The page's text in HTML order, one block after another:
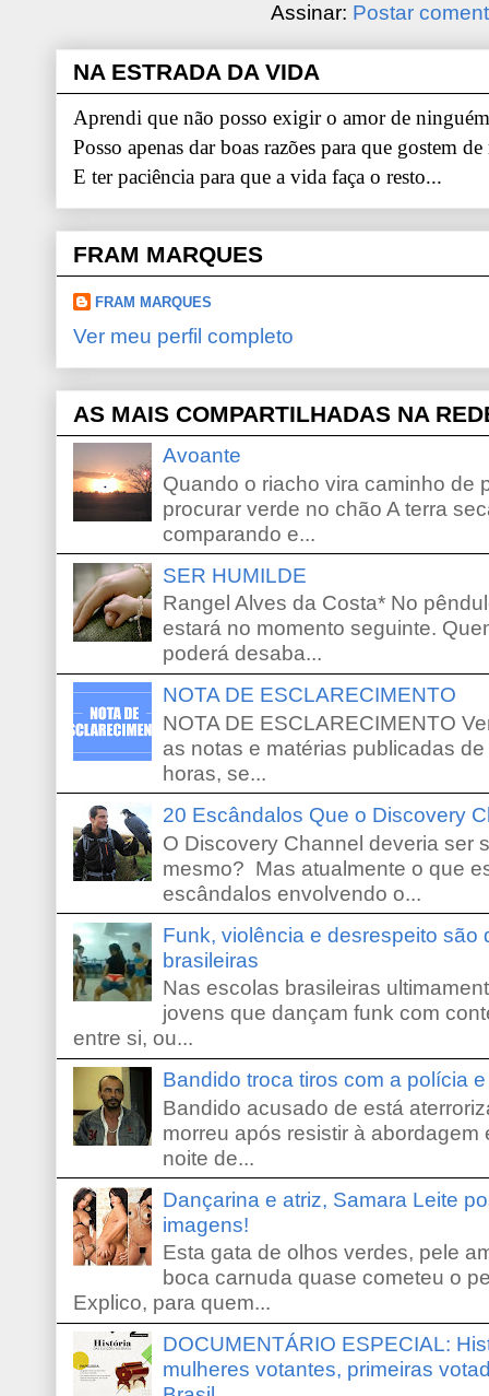
Assinar: Postar
NA ESTRADA DA VIDA
Aprendi que não posso exigir o amor de
Posso apenas dar boas razões para que gostem
E ter paciência para que a vida faça o resto...
FRAM MARQUES
FRAM MARQUES
Ver meu perfil completo
AS MAIS COMPARTILHADAS NA
Avoante
Quando o riacho vira caminho de
procurar verde no chão A terra
comparando e...
SER HUMILDE
Rangel Alves da Costa* No
estará no momento seguinte.
poderá desaba...
NOTA DE ESCLARECIMENTO
NOTA DE ESCLARECIMENTO
as notas e matérias publicadas
horas, se...
20 Escândalos Que o Discovery
O Discovery Channel deveria ser
mesmo? Mas atualmente o que
escândalos envolvendo o...
Funk, violência e desrespeito são
brasileiras
Nas escolas brasileiras
jovens que dançam funk com
entre si, ou...
Bandido troca tiros com a polícia
Bandido acusado de está
morreu após resistir à
noite de...
Dançarina e atriz, Samara Leite
imagens!
Esta gata de olhos verdes, pele
boca carnuda quase cometeu o
Explico, para quem...
DOCUMENTÁRIO ESPECIAL:
mulheres votantes, primeiras